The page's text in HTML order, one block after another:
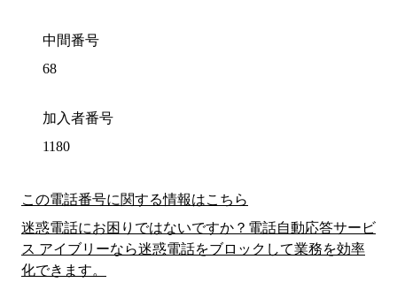
中間番号
68
加入者番号
1180
この電話番号に関する情報はこちら
迷惑電話にお困りではないですか？電話自動応答サービ
ス アイブリーなら迷惑電話をブロックして業務を効率
化できます。